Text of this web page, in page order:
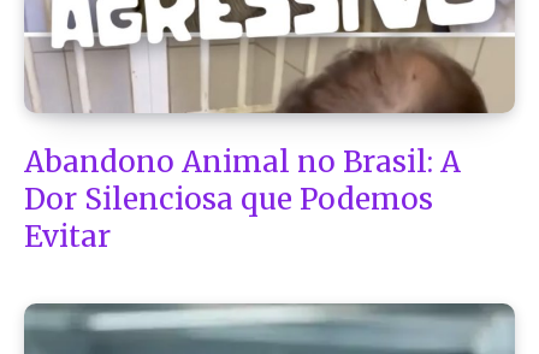
Abandono Animal no Brasil: A
Dor Silenciosa que Podemos
Evitar